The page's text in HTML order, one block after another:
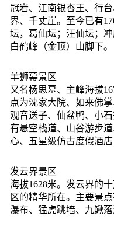
冠岩、江南银杏王、行
界、千丈崖。至今已有
坛，葛仙坛；汪仙坛；
白鹤峰（金顶）山脚下。
羊狮幕景区
又名杨思墓、主峰海拔
点为沈家大院、如来佛
观音送子、仙盆鸭、小
有悬空栈道、山谷游步
心、五星级仿古度假酒
发云界景区
海拔1628米。发云界的
区的精华所在。主要景
瀑布、猛虎跳墙、九鳅